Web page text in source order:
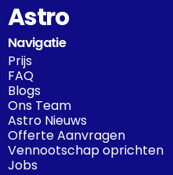
Astro
Navigatie
Prijs
FAQ
Blogs
Ons Team
Astro Nieuws
Offerte Aanvragen
Vennootschap oprichten
Jobs